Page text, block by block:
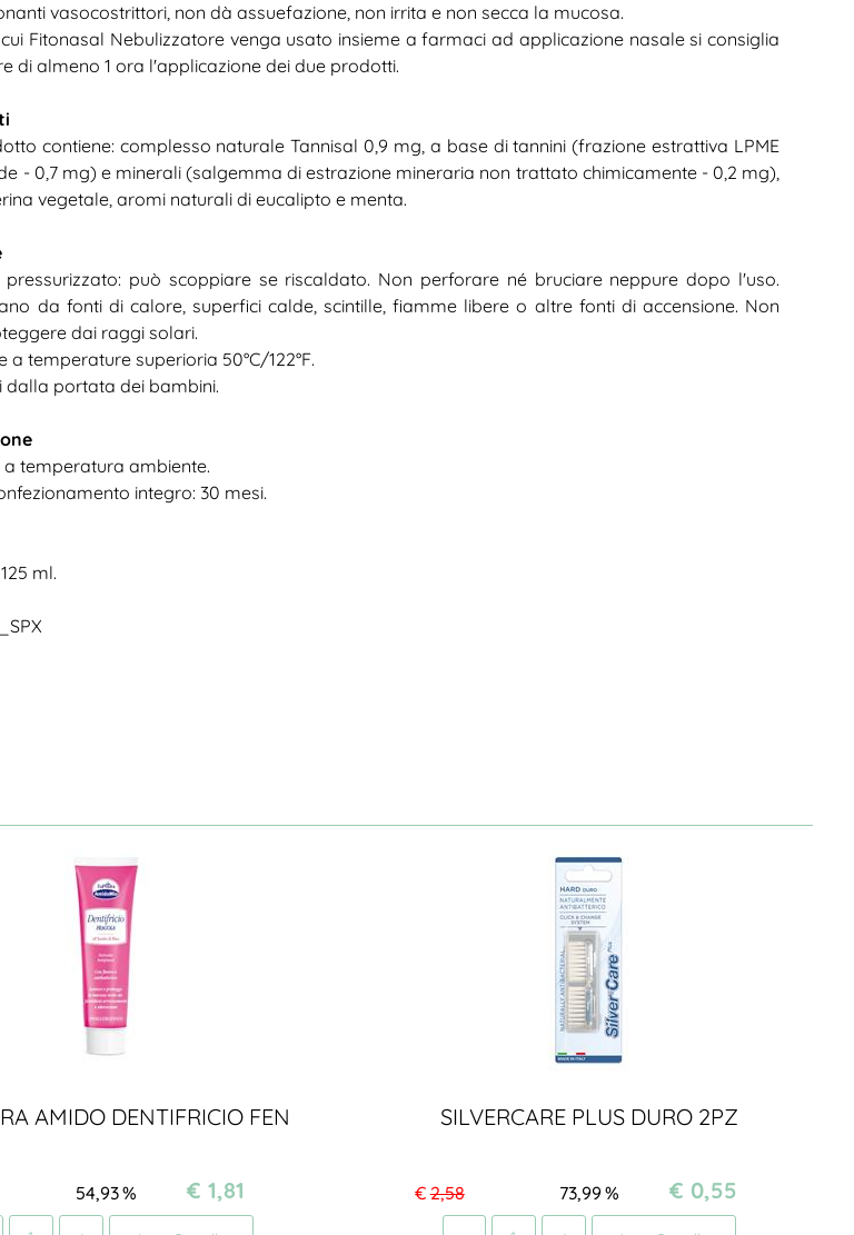
vasocostrittori, non dà assuefazione, non irrita e non secca la mucosa.
Fitonasal Nebulizzatore venga usato insieme a farmaci ad applicazione nasale si consiglia
di almeno 1 ora l'applicazione dei due prodotti.
contiene: complesso naturale Tannisal 0,9 mg, a base di tannini (frazione estrattiva LPME
- 0,7 mg) e minerali (salgemma di estrazione mineraria non trattato chimicamente - 0,2 mg),
vegetale, aromi naturali di eucalipto e menta.
pressurizzato: può scoppiare se riscaldato. Non perforare né bruciare neppure dopo l'uso.
da fonti di calore, superfici calde, scintille, fiamme libere o altre fonti di accensione. Non
dai raggi solari.
a temperature superioria 50°C/122°F.
dalla portata dei bambini.
a temperatura ambiente.
integro: 30 mesi.
ml.
AMIDO DENTIFRICIO FEN
%
54,93 € 1,81
SILVERCARE PLUS DURO 2PZ
€2,58 %
73,99 € 0,55